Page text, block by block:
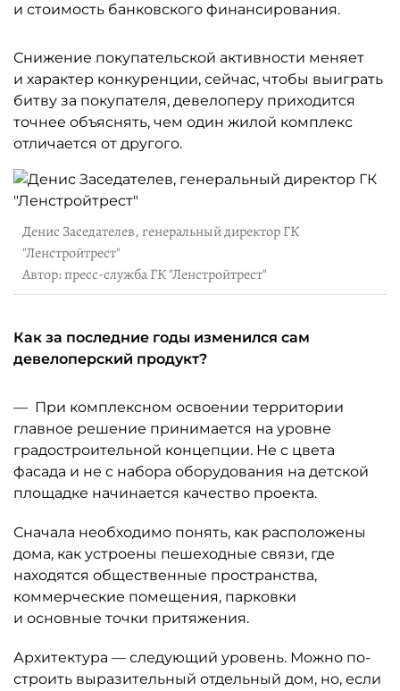
и стоимость банковского финансирования.
Снижение покупательской активности меняет
и характер конкуренции, сейчас, чтобы выиграть
битву за покупателя, девелоперу приходится
точнее объяснять, чем один жилой комплекс
отличается от другого.
Денис Заседателев, генеральный директор ГК
"Ленстройтрест"
Автор: пресс-служба ГК "Ленстройтрест"
Как за последние годы изменился сам
девелоперский продукт?
— При комплексном освоении территории
главное решение принимается на уровне
градостроительной концепции. Не с цвета
фасада и не с набора оборудования на детской
площадке начинается качество проекта.
Сначала необходимо понять, как расположены
дома, как устроены пешеходные связи, где
находятся общественные простран­ства,
коммерче­ские помещения, парковки
и основные точки притяжения.
Архитектура — следу­ющий уровень. Можно по­
строить выразительный отдельный дом, но, если